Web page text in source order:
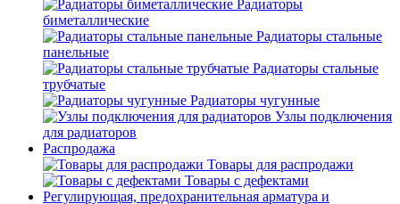
Радиаторы
биметаллические
Радиаторы стальные
панельные
Радиаторы стальные
трубчатые
Радиаторы чугунные
Узлы подключения
для радиаторов
Распродажа
Товары для распродажи
Товары с дефектами
Регулирующая, предохранительная арматура и